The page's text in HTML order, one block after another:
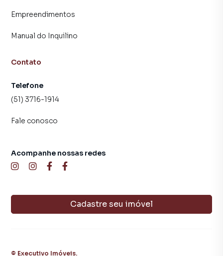
Empreendimentos
Manual do Inquilino
Contato
Telefone
(51) 3716-1914
Fale conosco
Cadastre seu imóvel
Acompanhe nossas redes
© Executivo Imóveis.